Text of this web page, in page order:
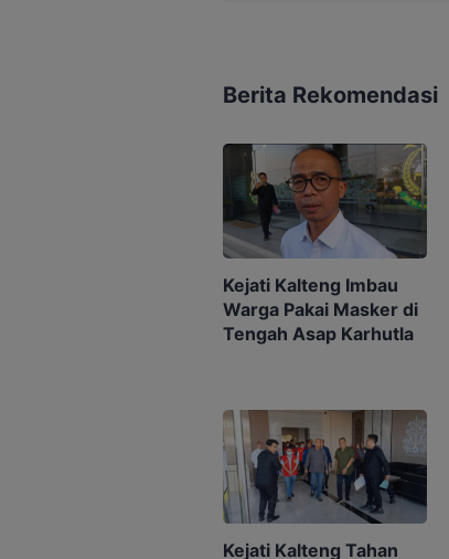
Berita Rekomendasi
Kejati Kalteng Imbau
Warga Pakai Masker di
Tengah Asap Karhutla
Kejati Kalteng Tahan